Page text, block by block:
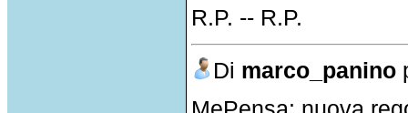
R.P. -- R.P.
Di marco_panino